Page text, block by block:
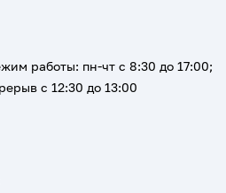
работы: пн-чт с 8:30 до 17:00;
с 12:30 до 13:00